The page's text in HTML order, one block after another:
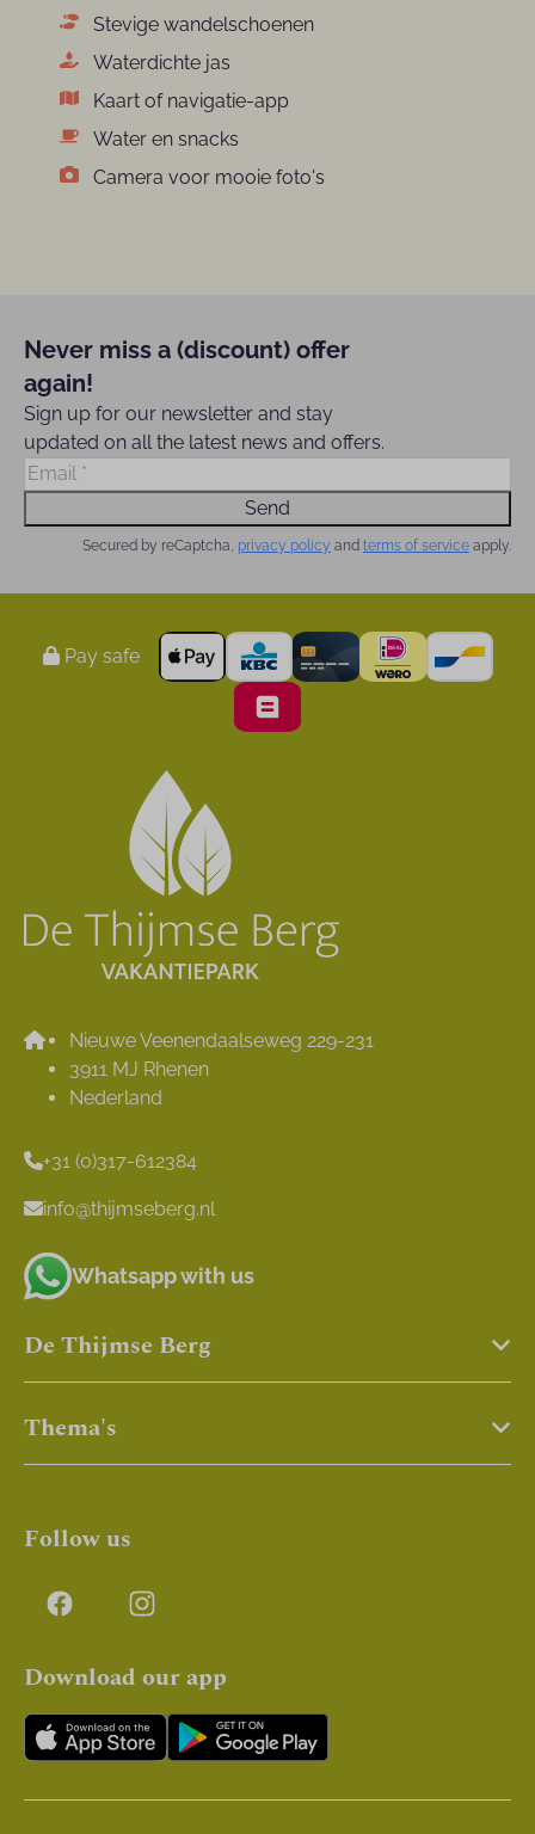
Stevige wandelschoenen
Waterdichte jas
Kaart of navigatie-app
Water en snacks
Camera voor mooie foto's
Never miss a (discount) offer
again!
Sign up for our newsletter and stay
updated on all the latest news and offers.
Send
Secured by reCaptcha, privacy policy and terms of service apply.
Pay safe
Nieuwe Veenendaalseweg 229-231
3911 MJ Rhenen
Nederland
+31 (0)317-612384
info@thijmseberg.nl
Whatsapp with us
De Thijmse Berg
Thema's
Follow us
Download our app